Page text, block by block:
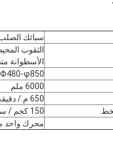
سبائك الصلب
الثقوب
الأسطوانة
Φ480-φ850
6000 ملم
650 م / دقيقة
150 كجم / سم
محرك واحد